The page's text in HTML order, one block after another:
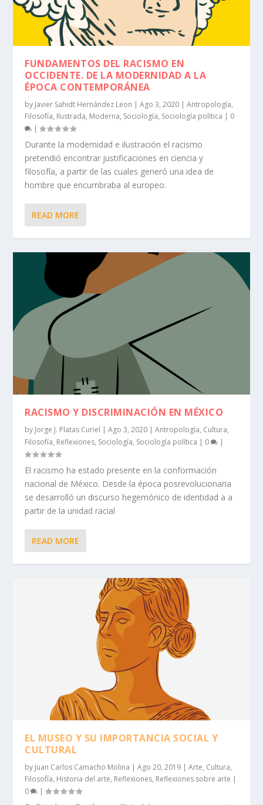
FUNDAMENTOS DEL RACISMO EN
OCCIDENTE. DE LA MODERNIDAD A LA
ÉPOCA CONTEMPORÁNEA
by Javier Sahidt Hernández Leon |Ago 3, 2020 |Antropología,
Filosofía, Ilustrada, Moderna, Sociología, Sociología política | 0
|
Durante la modernidad e ilustración el racismo
pretendió encontrar justificaciones en ciencia y
filosofía, a partir de las cuales generó una idea de
hombre que encumbraba al europeo.
READ MORE
RACISMO Y DISCRIMINACIÓN EN MÉXICO
by Jorge J. Platas Curiel |Ago 3, 2020 |Antropología, Cultura,
Filosofía, Reflexiones, Sociología, Sociología política | 0 |
El racismo ha estado presente en la conformación
nacional de México. Desde la época posrevolucionaria
se desarrolló un discurso hegemónico de identidad a a
partir de la unidad racial
READ MORE
EL MUSEO Y SU IMPORTANCIA SOCIAL Y
CULTURAL
by Juan Carlos Camacho Molina |Ago 20, 2019 |Arte, Cultura,
Filosofía, Historia del arte, Reflexiones, Reflexiones sobre arte |
0
|